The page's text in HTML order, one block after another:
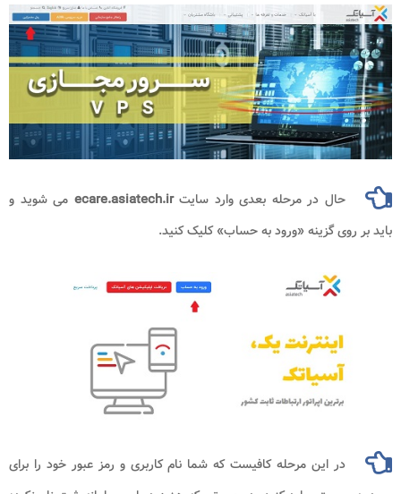
حال در مرحله بعدی وارد سایتecare.asiatech.ir می شوید و
باید بر روی گزینه «ورود به حساب» کلیک کنید.
در این مرحله کافیست که شما نام کاربری و رمز عبور خود را برای